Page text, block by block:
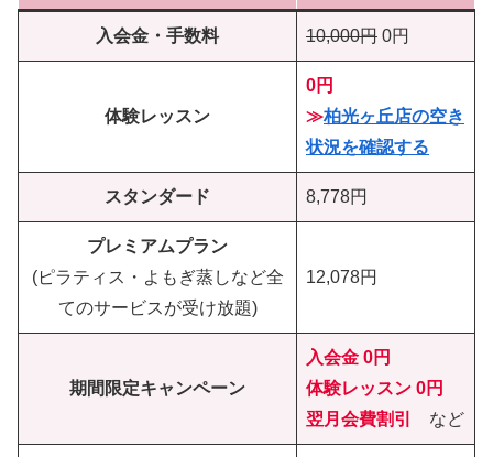
入会金・手数料 10,000円 0円
体験レッスン
0円
≫柏光ヶ丘店の空き
状況を確認する
スタンダード 8,778円
プレミアムプラン
(ピラティス・よもぎ蒸しなど全
てのサービスが受け放題)
12,078円
期間限定キャンペーン
入会金 0円
体験レッスン 0円
翌月会費割引
など